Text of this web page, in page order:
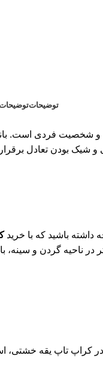
توضیحات
و شخصیت فردی است.
شیک بودن تعادل
باشید که با خرید
در ناحیه گردن و
کراپ تاپ یقه